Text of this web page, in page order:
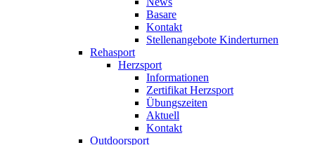
Basare
Kontakt
Stellenangebote Kinderturnen
Rehasport
Herzsport
Informationen
Zertifikat Herzsport
Übungszeiten
Aktuell
Kontakt
Outdoorsport